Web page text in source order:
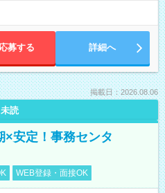
応募する 詳細へ
掲載日：2026.08.06
未読
×安定！事務センタ
WEB登録・面接OK